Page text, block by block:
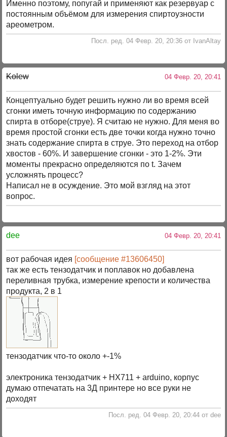
Именно поэтому, попугай и применяют как резервуар с
постоянным объёмом для измерения спиртоузности
ареометром.
Посл. ред. 04 Февр. 20, 20:36 от IvanAltay
Kolew 04 Февр. 20, 20:41
Концептуально будет решить нужно ли во время всей
сгонки иметь точную информацию по содержанию
спирта в отборе(струе). Я считаю не нужно. Для меня во
время простой сгонки есть две точки когда нужно точно
знать содержание спирта в струе. Это переход на отбор
хвостов - 60%. И завершение сгонки - это 1-2%. Эти
моменты прекрасно определяются по t. Зачем
усложнять процесс?
Написал не в осуждение. Это мой взгляд на этот
вопрос.
dee 04 Февр. 20, 20:41
вот рабочая идея [сообщение #13606450]
так же есть тензодатчик и поплавок но добавлена
переливная трубка, измерение крепости и количества
продукта, 2 в 1
тензодатчик что-то около +-1%
электроника тензодатчик + HX711 + arduino, корпус
думаю отпечатать на 3Д принтере но все руки не
доходят
Посл. ред. 04 Февр. 20, 20:44 от dee